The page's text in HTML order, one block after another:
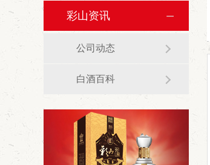
彩山资讯
公司动态
白酒百科